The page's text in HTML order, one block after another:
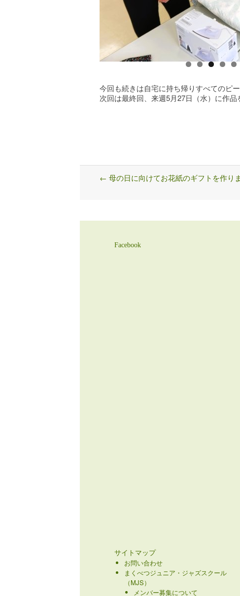
今回も続きは自宅に持ち帰りすべてのピ
次回は最終回、来週5月27日（水）に作品
Post
← 母の日に向けてお花紙のギフトを作り
Facebook
サイトマップ
お問い合わせ
まくべつジュニア・ジャズスクール
（MJS）
メンバー募集について